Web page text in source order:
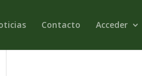
Contacto Acceder